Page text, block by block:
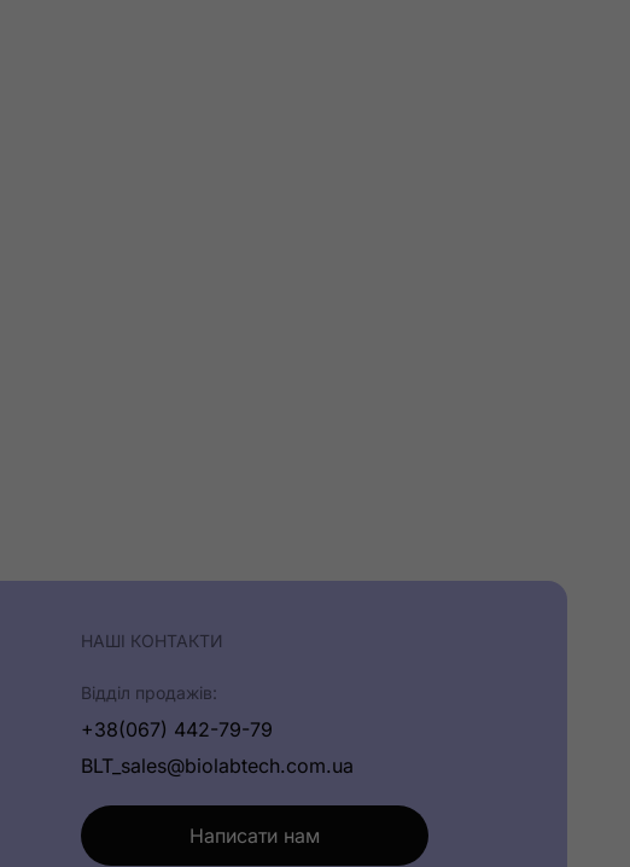
НАШІ КОНТАКТИ
Відділ продажів:
+38(067) 442-79-79
BLT_sales@biolabtech.com.ua
Написати нам